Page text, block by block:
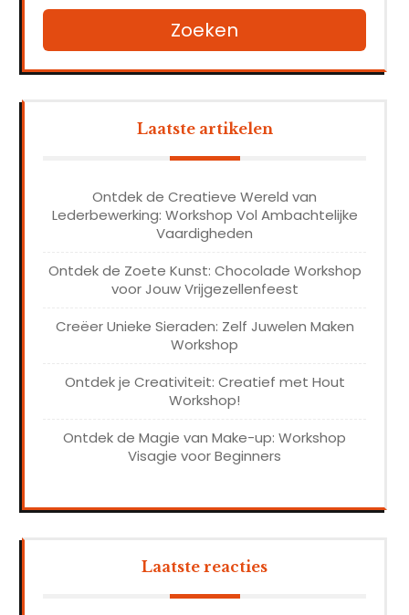
Zoeken
Laatste artikelen
Ontdek de Creatieve Wereld van
Lederbewerking: Workshop Vol Ambachtelijke
Vaardigheden
Ontdek de Zoete Kunst: Chocolade Workshop
voor Jouw Vrijgezellenfeest
Creëer Unieke Sieraden: Zelf Juwelen Maken
Workshop
Ontdek je Creativiteit: Creatief met Hout
Workshop!
Ontdek de Magie van Make-up: Workshop
Visagie voor Beginners
Laatste reacties